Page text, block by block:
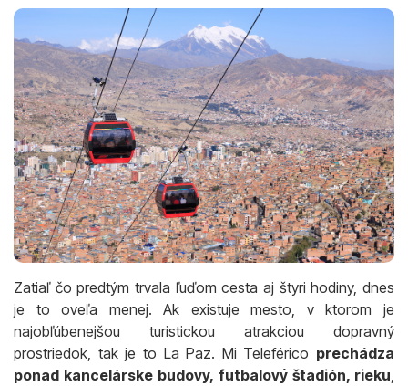
Zatiaľ čo predtým trvala ľuďom cesta aj štyri hodiny, dnes
je to oveľa menej. Ak existuje mesto, v ktorom je
najobľúbenejšou turistickou atrakciou dopravný
prostriedok, tak je to La Paz. Mi Teleférico prechádza
ponad kancelárske budovy, futbalový štadión, rieku